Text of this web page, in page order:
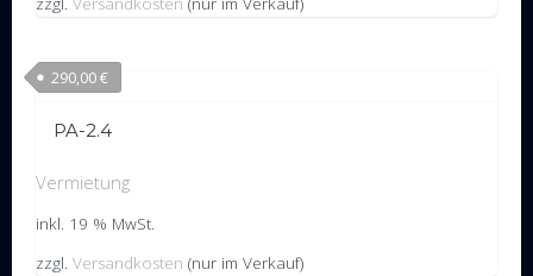
PA-2.4
290,00€
Vermietung
inkl. 19 % MwSt.
zzgl. Versandkosten (nur im Verkauf)